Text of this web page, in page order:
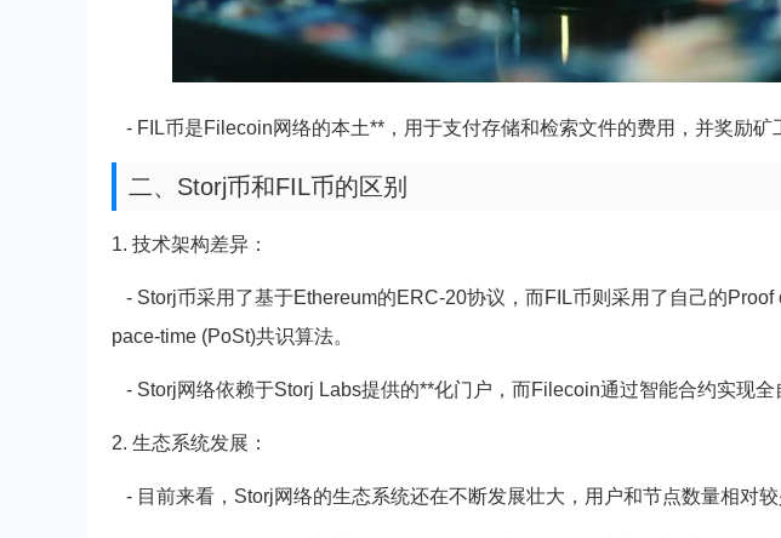
- FIL币是Filecoin网络的本土**，用于支付存储和检索文件的费用，并奖励矿
二、Storj币和FIL币的区别
1. 技术架构差异：
- Storj币采用了基于Ethereum的ERC-20协议，而FIL币则采用了自己的
pace-time (PoSt)共识算法。
- Storj网络依赖于Storj Labs提供的**化门户，而Filecoin通过智能合约实现全
2. 生态系统发展：
- 目前来看，Storj网络的生态系统还在不断发展壮大，用户和节点数量相对较